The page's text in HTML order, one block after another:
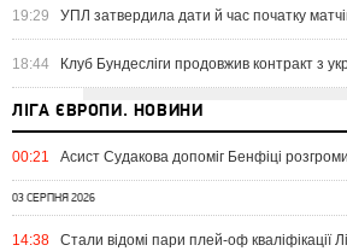
19:29 УПЛ затвердила дати й час початку
18:44 Клуб Бундесліги продовжив контракт з
ЛІГА ЄВРОПИ. НОВИНИ
00:21 Асист Судакова допоміг Бенфіці
03 СЕРПНЯ 2026
14:38 Стали відомі пари плей-оф кваліфікації